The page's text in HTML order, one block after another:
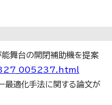
能舞台の開閉補助機を提案
最適化手法に関する論文が